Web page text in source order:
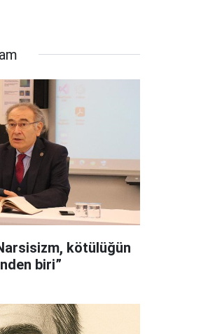
kötülüğün
biri”